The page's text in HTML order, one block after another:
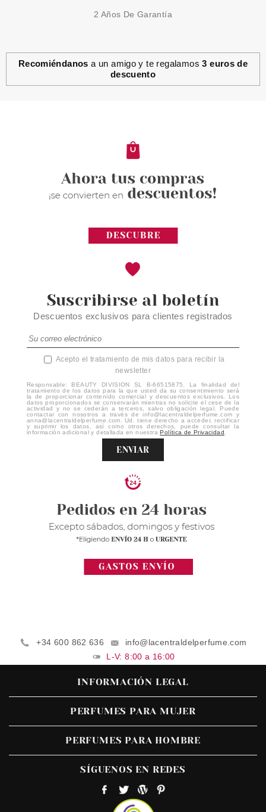
CLARINS
81.20€
2 Años De Garantía
Recomiéndanos a un amigo y te regalamos3 euros de
descuento
Suscribirse al boletín
Descuentos exclusivos para clientes registrados
Acepto el tratamiento de mis datos para recibir la
newsletter
Responsable: BEAUTY DIVISION SL B-66515875. La finalidad del
tratamiento de los datos para la que usted da su consentimiento será
la de proporcionar contenido comercial y descuentos exclusivos. Los
datos proporcionados se conservarán mientras no solicite el cese de la
actividad y no se cederán a terceros, salvo obligación legal. Puede
contactar con nosotros a través de info@lacentraldelperfume.com y
anna@lacentraldelperfume.com. Ud. tiene derecho a acceder, rectificar
y suprimir los datos, así como otros derechos, puede consultar la
información adicional y detallada en nuestraPolítica de Privacidad.
ENVIAR
+34 600 862 636
info@lacentraldelperfume.com
L-V: 8:00 a 16:00
INFORMACIÓN LEGAL
PERFUMES PARA MUJER
PERFUMES PARA HOMBRE
SÍGUENOS EN REDES